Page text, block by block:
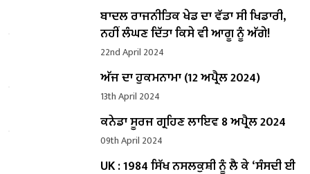
ਬਾਦਲ ਰਾਜਨੀਤਿਕ ਖੇਡ ਦਾ ਵੱਡਾ ਸੀ ਖਿਡਾਰੀ,
ਨਹੀਂ ਲੰਘਣ ਦਿੱਤਾ ਕਿਸੇ ਵੀ ਆਗੂ ਨੂੰ ਅੱਗੇ!
22nd April 2024
ਅੱਜ ਦਾ ਹੁਕਮਨਾਮਾ (12 ਅਪ੍ਰੈਲ 2024)
13th April 2024
ਕਨੇਡਾ ਸੂਰਜ ਗ੍ਰਹਿਣ ਲਾਇਵ 8 ਅਪ੍ਰੈਲ 2024
09th April 2024
UK : 1984 ਸਿੱਖ ਨਸਲਕੁਸ਼ੀ ਨੂੰ ਲੈ ਕੇ ‘ਸੰਸਦੀ ਈ